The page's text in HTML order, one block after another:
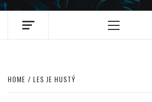
Primary
HOME LES JE HUSTÝ